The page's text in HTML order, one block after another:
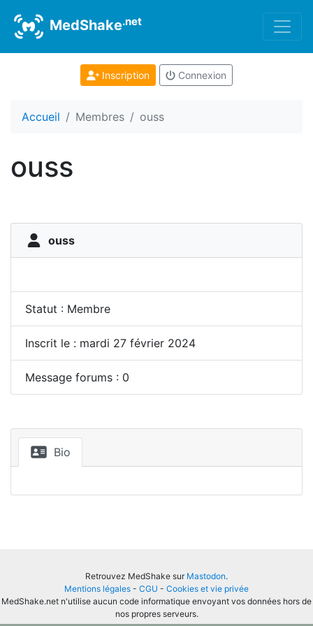
MedShake.net
Inscription Connexion
Accueil Membres ouss
ouss
ouss
Statut : Membre
Inscrit le : mardi 27 février 2024
Message forums : 0
Bio
Retrouvez MedShake sur Mastodon.
Mentions légales - CGU - Cookies et vie privée
MedShake.net n'utilise aucun code informatique envoyant vos données hors de
nos propres serveurs.